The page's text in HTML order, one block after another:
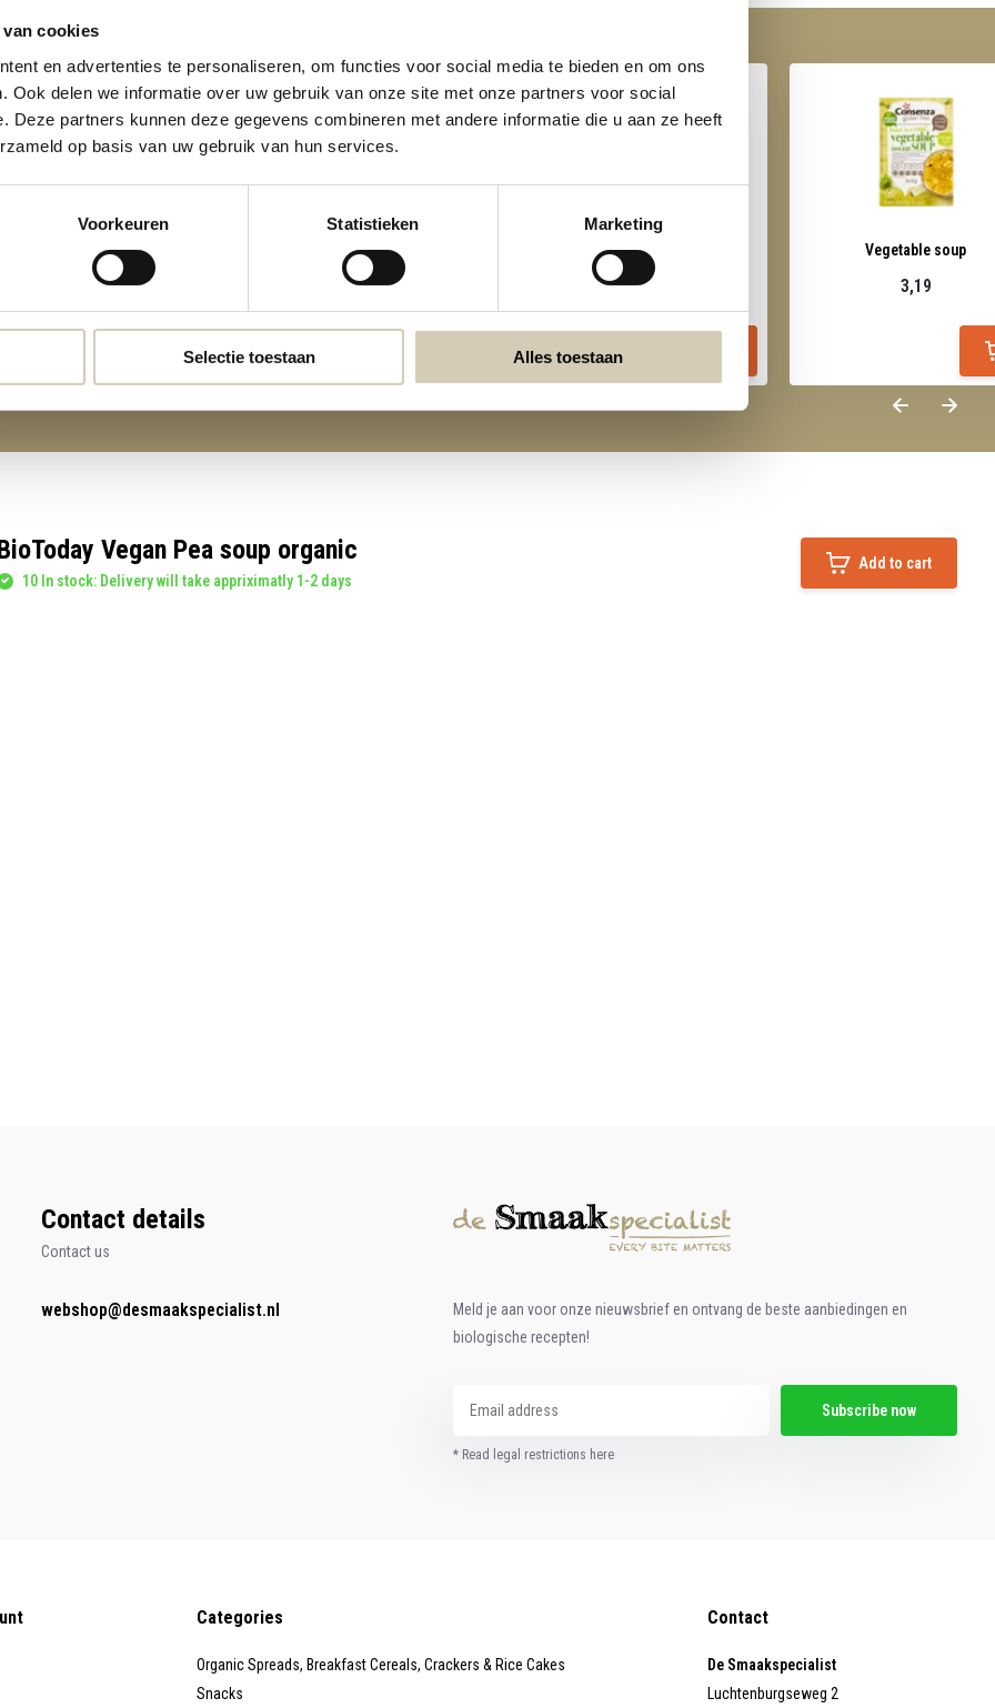
cookies
en advertenties te personaliseren, om functies voor social media te bieden en om ons
Ook delen we informatie over uw gebruik van onze site met onze partners voor social
Deze partners kunnen deze gegevens combineren met andere informatie die u aan ze heeft
op basis van uw gebruik van hun services.
Voorkeuren Statistieken Marketing
Selectie toestaan Alles toestaan
Red pepper soup organic
4,49
Pea soup organic
3,69
Kimchi organic
5,69
Vegetable soup
3,19
Vegan Pea soup organic
10 In stock: Delivery will take appriximatly 1-2 days
Add to cart
Contact details
Contact us
webshop@desmaakspecialist.nl
Meld je aan voor onze nieuwsbrief en ontvang de beste aanbiedingen en
biologische recepten!
Subscribe now
* Read legal restrictions here
Categories
Organic Spreads, Breakfast Cereals, Crackers & Rice Cakes
Snacks
Contact
De Smaakspecialist
Luchtenburgseweg 2